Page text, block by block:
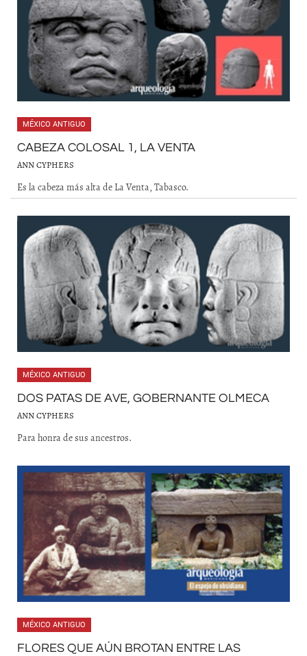
MÉXICO ANTIGUO
CABEZA COLOSAL 1, LA VENTA
ANN CYPHERS
Es la cabeza más alta de La Venta, Tabasco.
MÉXICO ANTIGUO
DOS PATAS DE AVE, GOBERNANTE OLMECA
ANN CYPHERS
Para honra de sus ancestros.
MÉXICO ANTIGUO
FLORES QUE AÚN BROTAN ENTRE LAS